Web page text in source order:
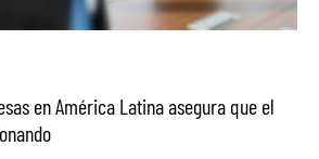
en América Latina asegura que el